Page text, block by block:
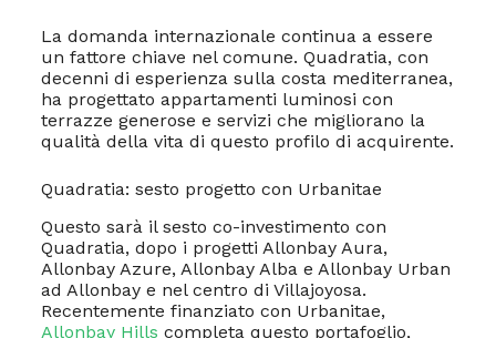
La domanda internazionale continua a essere
un fattore chiave nel comune. Quadratia, con
decenni di esperienza sulla costa mediterranea,
ha progettato appartamenti luminosi con
terrazze generose e servizi che migliorano la
qualità della vita di questo profilo di acquirente.
Quadratia: sesto progetto con Urbanitae
Questo sarà il sesto co-investimento con
Quadratia, dopo i progetti Allonbay Aura,
Allonbay Azure, Allonbay Alba e Allonbay Urban
ad Allonbay e nel centro di Villajoyosa.
Recentemente finanziato con Urbanitae,
Allonbay Hills completa questo portafoglio,